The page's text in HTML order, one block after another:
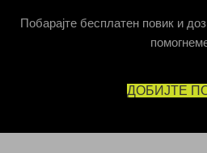
Побарајте бесплатен повик и
ДОБИЈТЕ